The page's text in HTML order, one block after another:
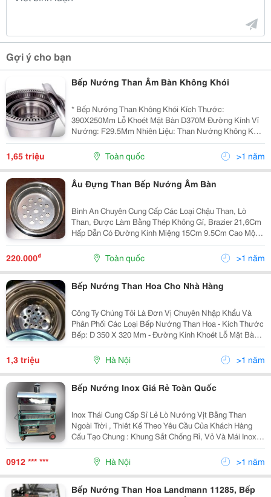
Gợi ý cho bạn
Bếp Nướng Than Âm Bàn Không Khói
* Bếp Nướng Than Không Khói Kích Thước:
390X250Mm Lỗ Khoét Mặt Bàn D370M Đường Kính Vỉ
Nướng: F29.5Mm Nhiên Liệu: Than Nướng Không Khói
Vật Liệu : Inox - Bình An Là Đơn Vị Nhập Khẩu Và Phân
Phối Các Loại Bếp Nướng Than Hoa Không Khó
1,65 triệu Toàn quốc >1 năm
Âu Đựng Than Bếp Nướng Âm Bàn
Bình An Chuyên Cung Cấp Các Loại Chậu Than, Lò
Than, Được Làm Bằng Thép Không Gỉ, Brazier 21,6Cm
Hấp Dẫn Có Đường Kính Miệng 15Cm 9.5Cm Cao Một
Kích Thước Khác Có Sẵn, Nhìn Thấy Hình Con Số!
220.000₫ Toàn quốc >1 năm
Bếp Nướng Than Hoa Cho Nhà Hàng
Công Ty Chúng Tôi Là Đơn Vị Chuyên Nhập Khẩu Và
Phân Phối Các Loại Bếp Nướng Than Hoa - Kích Thước
Bếp: D 350 X 320 Mm - Đường Kính Khoét Lỗ Mặt Bàn
D 320 Mm - Mặt Bàn 6 Người : 1600 X 800 X 750 Mm -
Vật Liệu : Inox Đặc Biệt Tính Hóa Dẻo Ca
1,3 triệu Hà Nội >1 năm
Bếp Nướng Inox Giá Rẻ Toàn Quốc
Inox Thái Cung Cấp Sỉ Lẻ Lò Nướng Vịt Bằng Than
Ngoài Trời , Thiêt Kế Theo Yêu Cầu Của Khách Hàng
Cấu Tạo Chung : Khung Sắt Chống Rỉ, Vỏ Và Mái Inox
304 Có Bánh Xe Di Chuyển Chế Độ Quay Xiên Tự Động
0912 *** *** Hà Nội >1 năm
Bếp Nướng Than Hoa Landmann 11285, Bếp